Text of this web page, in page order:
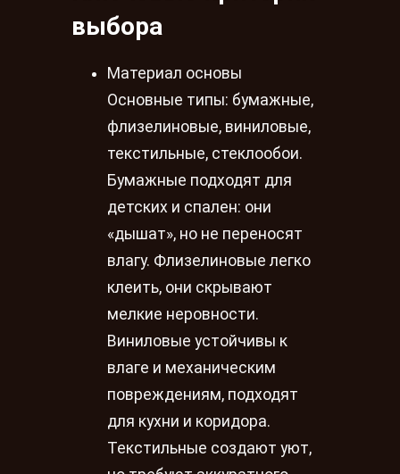
выбора
Материал основы
Основные типы: бумажные,
флизелиновые, виниловые,
текстильные, стеклообои.
Бумажные подходят для
детских и спален: они
«дышат», но не переносят
влагу. Флизелиновые легко
клеить, они скрывают
мелкие неровности.
Виниловые устойчивы к
влаге и механическим
повреждениям, подходят
для кухни и коридора.
Текстильные создают уют,